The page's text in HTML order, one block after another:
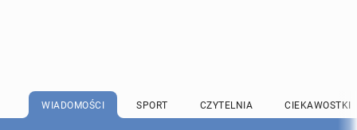
WIADOMOŚCI SPORT CZYTELNIA CIEKAWOSTKI